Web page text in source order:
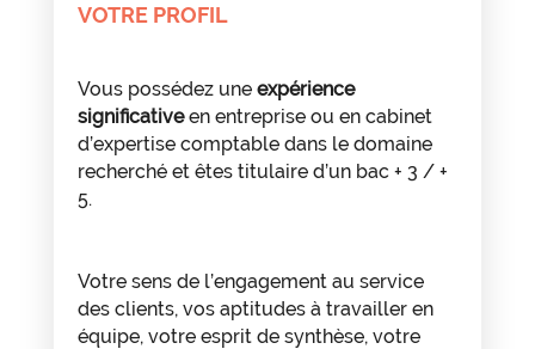
VOTRE PROFIL
Vous possédez une expérience
significativeen entreprise ou en cabinet
d’expertise comptable dans le domaine
recherché et êtes titulaire d’un bac + 3 / +
5.
Votre sens de l’engagement au service
des clients, vos aptitudes à travailler en
équipe, votre esprit de synthèse, votre